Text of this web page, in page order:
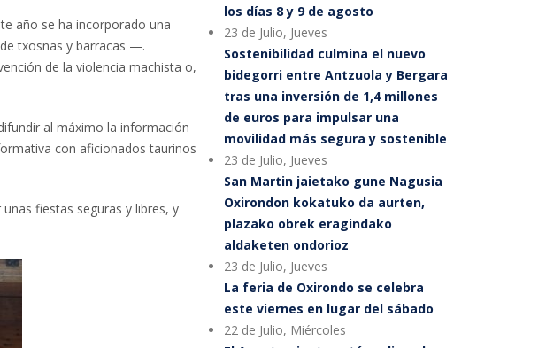
año se ha incorporado una
txosnas y barracas —.
de la violencia machista o,
al máximo la información
con aficionados taurinos
fiestas seguras y libres, y
los días 8 y 9 de agosto
23 de Julio, Jueves
Sostenibilidad culmina el nuevo
bidegorri entre Antzuola y Bergara
tras una inversión de 1,4 millones
de euros para impulsar una
movilidad más segura y sostenible
23 de Julio, Jueves
San Martin jaietako gune Nagusia
Oxirondon kokatuko da aurten,
plazako obrek eragindako
aldaketen ondorioz
23 de Julio, Jueves
La feria de Oxirondo se celebra
este viernes en lugar del sábado
22 de Julio, Miércoles